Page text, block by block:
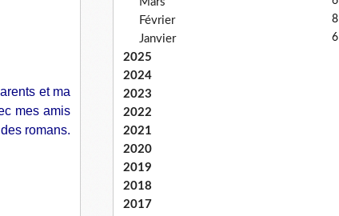
et ma
mes amis
romans.
Février 8
Janvier 6
2025
2024
2023
2022
2021
2020
2019
2018
2017